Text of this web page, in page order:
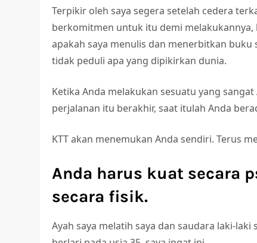
Terpikir oleh saya segera setelah cedera
berkomitmen untuk itu demi melakukannya,
apakah saya menulis dan menerbitkan
tidak peduli apa yang dipikirkan dunia.
Ketika Anda melakukan sesuatu yang
perjalanan itu berakhir, saat itulah Anda
KTT akan menemukan Anda sendiri. Terus
Anda harus kuat secara
secara fisik.
Ayah saya melatih saya dan saudara laki-